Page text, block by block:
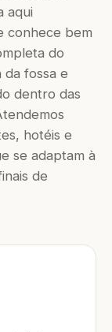
aqui
conhece bem
do
da fossa e
dentro das
hotéis e
se adaptam à
de